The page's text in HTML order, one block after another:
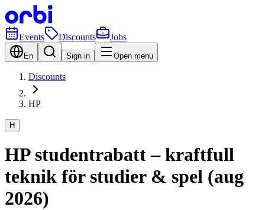
Events Discounts Jobs
En Sign in Open menu
Discounts
HP
H
HP studentrabatt – kraftfull
teknik för studier & spel (aug
2026)